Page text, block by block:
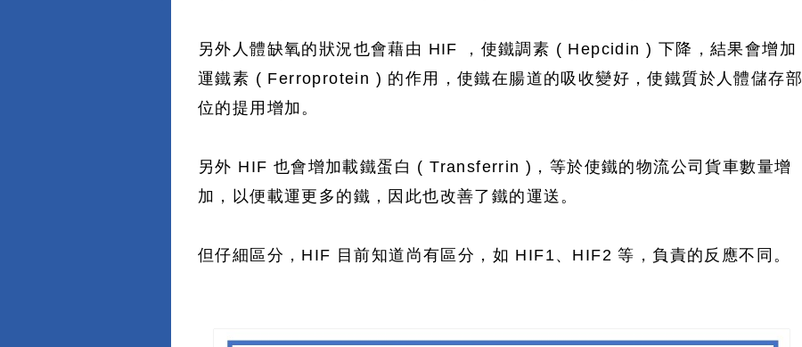
另外人體缺氧的狀況也會藉由 HIF ，使鐵調素 ( Hepcidin ) 下降，結果會增加
運鐵素 ( Ferroprotein ) 的作用，使鐵在腸道的吸收變好，使鐵質於人體儲存部
位的提用增加。
另外 HIF 也會增加載鐵蛋白 ( Transferrin )，等於使鐵的物流公司貨車數量增
加，以便載運更多的鐵，因此也改善了鐵的運送。
但仔細區分，HIF 目前知道尚有區分，如 HIF1、HIF2 等，負責的反應不同。